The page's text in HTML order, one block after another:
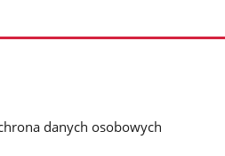
danych osobowych